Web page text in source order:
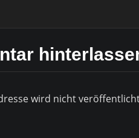
wird nicht